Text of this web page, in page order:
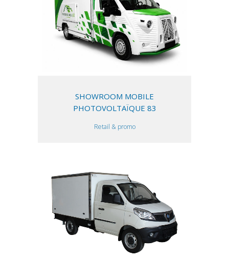
SHOWROOM MOBILE
PHOTOVOLTAÏQUE 83
Retail & promo